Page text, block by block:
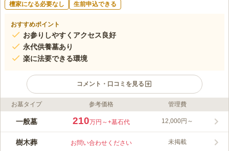
檀家になる必要なし 生前申込できる
おすすめポイント
お参りしやすくアクセス良好
永代供養墓あり
楽に法要できる環境
コメント・口コミを見る
ライフドット編集部のコメント
煌びやかな山門、高低差のある立地が特徴の霊苑です。趣のある
れる歴史深い墓地です。桜や楠の大樹がとても綺麗で、江戸時代
お墓タイプ 参考価格 管理費
一般墓 210万円～+墓石代 12,000円～
樹木葬 お問い合わせください 未掲載